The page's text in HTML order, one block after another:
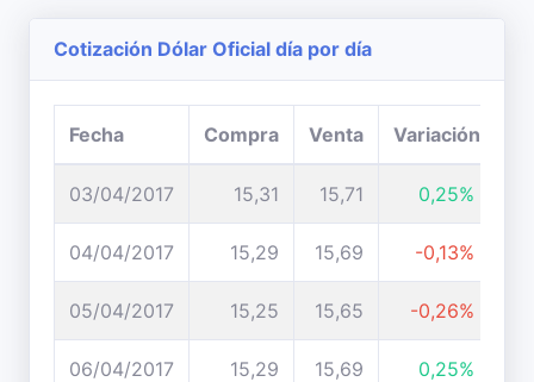
Cotización Dólar Oficial día por día
Fecha Compra Venta Variación
03/04/2017 15,31 15,71 0,25%
04/04/2017 15,29 15,69 -0,13%
05/04/2017 15,25 15,65 -0,26%
06/04/2017 15,29 15,69 0,25%